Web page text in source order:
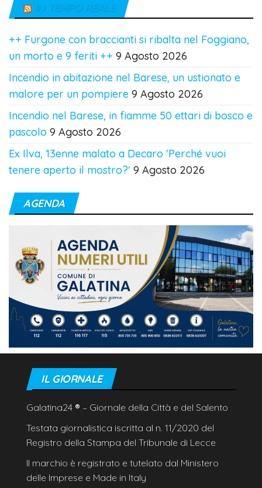
IN TEMPO REALE
++ Furgone con braccianti si ribalta nel Foggiano,
un morto e 9 feriti ++ 9 Agosto 2026
Incendio in abitazione nel Barese, un ustionato e
malore per un pompiere 9 Agosto 2026
Incendio nel Barese, in fiamme 50 ettari di bosco e
pascolo 9 Agosto 2026
Ex Ilva, 13enne malato a Decaro 'Perché vuoi
tenere aperto il mostro?' 9 Agosto 2026
AGENDA
IL GIORNALE
Galatina24 ® – Giornale della Città e del Salento
Testata giornalistica iscritta al n. 11/2020 del
Registro della Stampa del Tribunale di Lecce
Il marchio è registrato e tutelato dal Ministero
delle Imprese e Made in Italy